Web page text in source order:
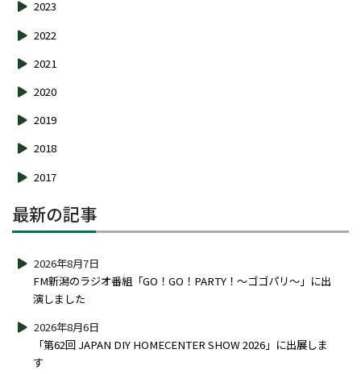
2023
2022
2021
2020
2019
2018
2017
最新の記事
FM新潟のラジオ番組「GO！GO！PARTY！～ゴゴパリ～」に出
演しました
2026年8月7日
「第62回 JAPAN DIY HOMECENTER SHOW 2026」に出展しま
す
2026年8月6日